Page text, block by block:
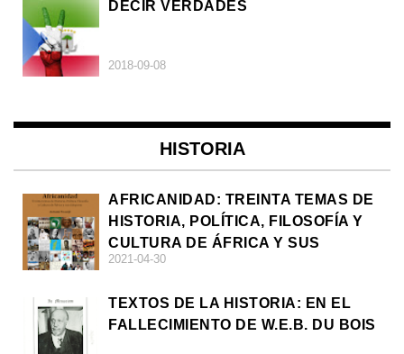
DECIR VERDADES
2018-09-08
HISTORIA
AFRICANIDAD: TREINTA TEMAS DE
HISTORIA, POLÍTICA, FILOSOFÍA Y
CULTURA DE ÁFRICA Y SUS
DIÁSPORAS
2021-04-30
TEXTOS DE LA HISTORIA: EN EL
FALLECIMIENTO DE W.E.B. DU BOIS